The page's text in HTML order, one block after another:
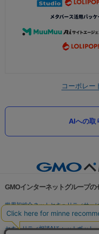
コーポレー
AIへの取
GMOインターネットグループ
世界初総合ネットセキュリティサー
パスワード漏洩診断
Webサイト
セキュリティ相談AIチャットボット